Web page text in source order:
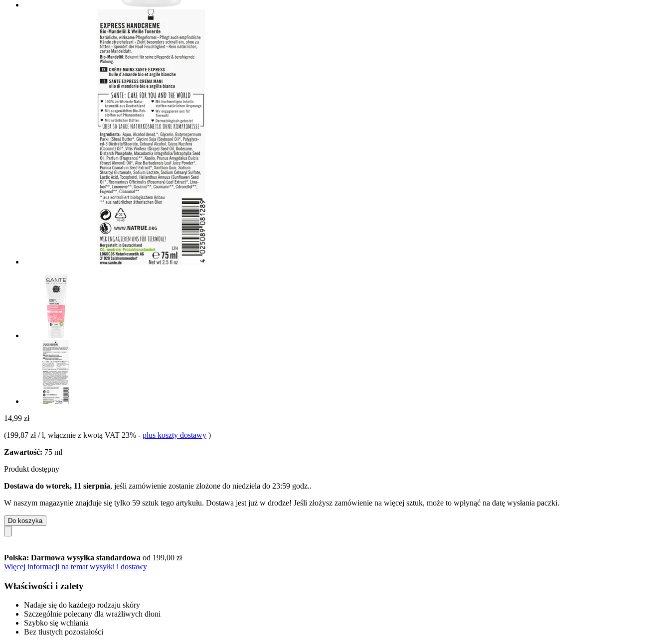
14,99 zł
(199,87 zł / l, włącznie z kwotą VAT 23% - plus koszty dostawy )
Zawartość: 75 ml
Produkt dostępny
Dostawa do wtorek, 11 sierpnia, jeśli zamówienie zostanie złożone do niedziela do 23:59 godz..
W naszym magazynie znajduje się tylko 59 sztuk tego artykułu. Dostawa jest już w drodze! Jeśli złożysz zamówienie na więcej sztuk, może to wpłynąć na datę wysłania paczki.
Do koszyka
Polska: Darmowa wysyłka standardowa od 199,00 zł
Więcej informacji na temat wysyłki i dostawy
Właściwości i zalety
Nadaje się do każdego rodzaju skóry
Szczególnie polecany dla wrażliwych dłoni
Szybko się wchłania
Bez tłustych pozostałości